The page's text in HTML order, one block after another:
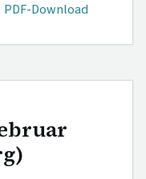
PDF-Download